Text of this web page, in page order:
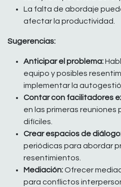
La falta de abordaje
afectar la productividad.
Sugerencias:
Anticipar el problema:
equipo y posibles
implementar la
Contar con facilitadores
en las primeras reuniones
difíciles.
Crear espacios de
periódicas para abordar
resentimientos.
Mediación:Ofrecer
para conflictos